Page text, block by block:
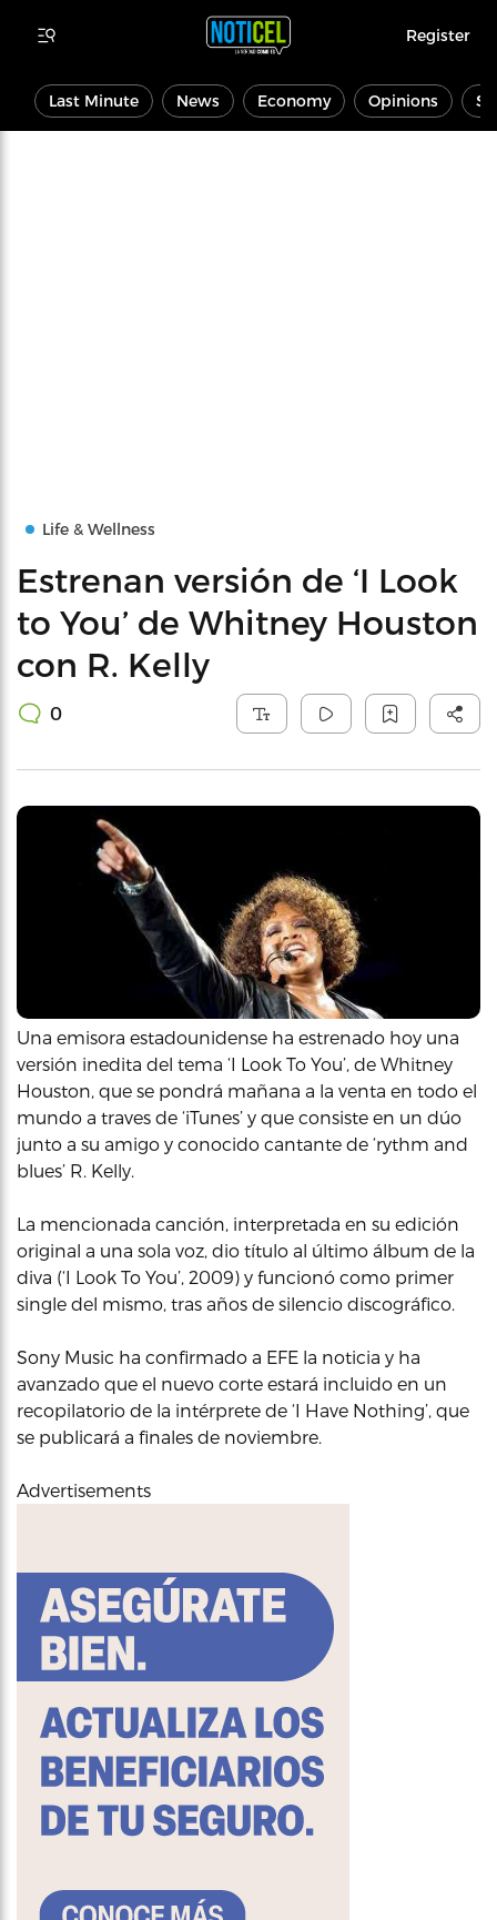
Register
Last Minute News Economy Opinions
Life & Wellness
Estrenan versión de ‘I Look
to You’ de Whitney Houston
con R. Kelly
0
Una emisora estadounidense ha estrenado hoy una
versión inedita del tema ‘I Look To You’, de Whitney
Houston, que se pondrá mañana a la venta en todo el
mundo a traves de ‘iTunes’ y que consiste en un dúo
junto a su amigo y conocido cantante de ‘rythm and
blues’ R. Kelly.
La mencionada canción, interpretada en su edición
original a una sola voz, dio título al último álbum de la
diva (‘I Look To You’, 2009) y funcionó como primer
single del mismo, tras años de silencio discográfico.
Sony Music ha confirmado a EFE la noticia y ha
avanzado que el nuevo corte estará incluido en un
recopilatorio de la intérprete de ‘I Have Nothing’, que
se publicará a finales de noviembre.
Advertisements